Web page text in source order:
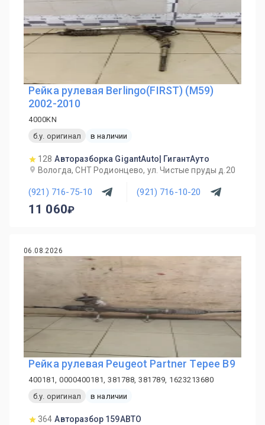
Рейка рулевая Berlingo(FIRST) (M59)
2002-2010
4000KN
б.у. оригинал
в наличии
128 Авторазборка GigantAuto| ГигантАуто
Вологда, СНТ Родионцево, ул. Чистые пруды д.20
(921) 716-75-10 (921) 716-10-20
11 060
06.08.2026
Рейка рулевая Peugeot Partner Tepee B9
400181, 0000400181, 381788, 381789, 1623213680
б.у. оригинал
в наличии
364 Авторазбор 159АВТО